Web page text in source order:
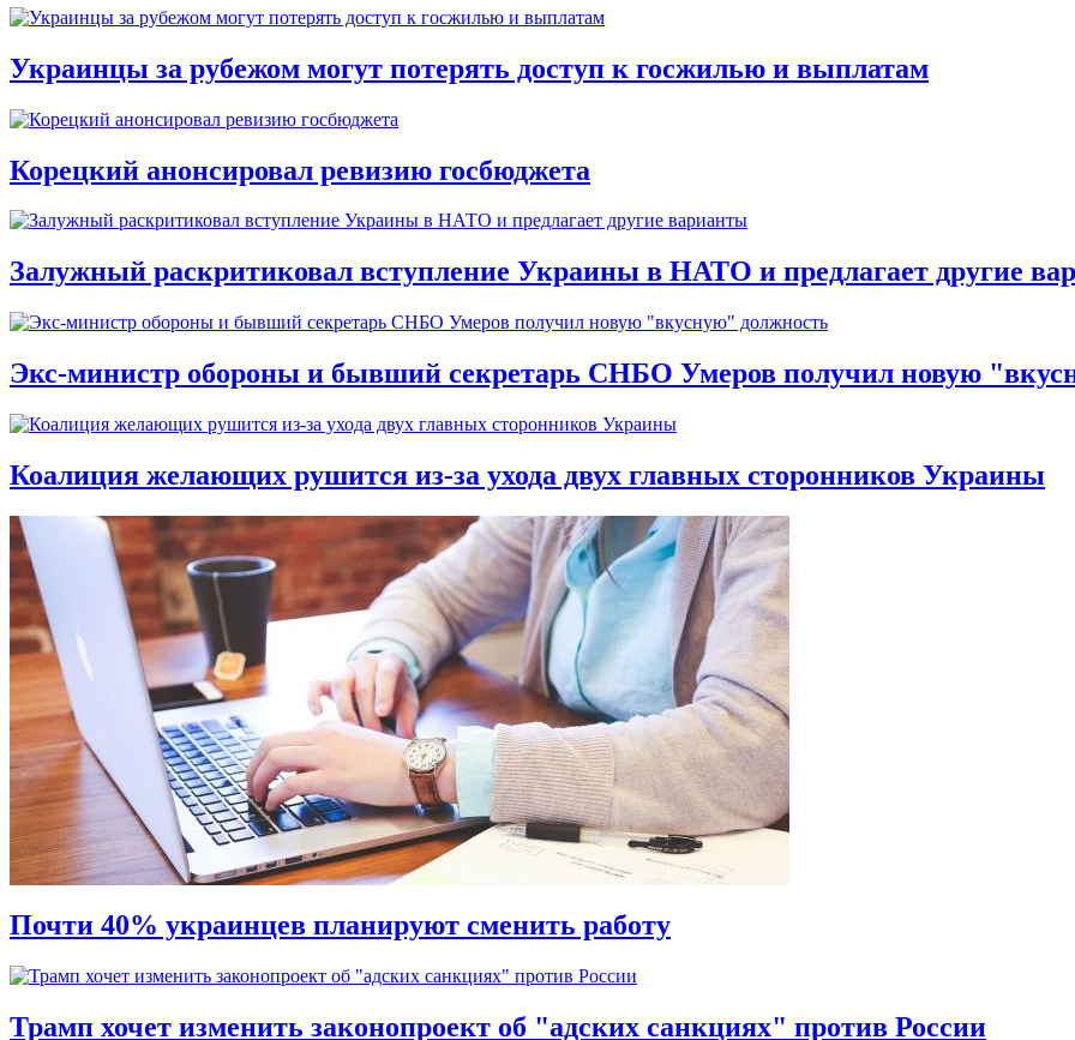
Украинцы за рубежом могут потерять доступ к госжилью и выплатам
Корецкий анонсировал ревизию госбюджета
Залужный раскритиковал вступление Украины в НАТО и предлагает другие
Экс-министр обороны и бывший секретарь СНБО Умеров получил новую
Коалиция желающих рушится из-за ухода двух главных сторонников Украины
Почти 40% украинцев планируют сменить работу
Трамп хочет изменить законопроект об "адских санкциях" против России